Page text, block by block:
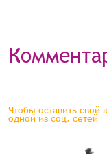
Чтобы оставить свой
одной из соц. сетей